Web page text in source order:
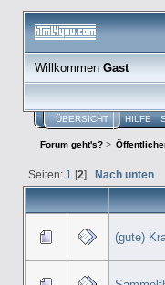
WillkommenGast
ÜBERSICHT HILFE
Forum geht's?>
Seiten: 1 [2] Nach unten
(gute)